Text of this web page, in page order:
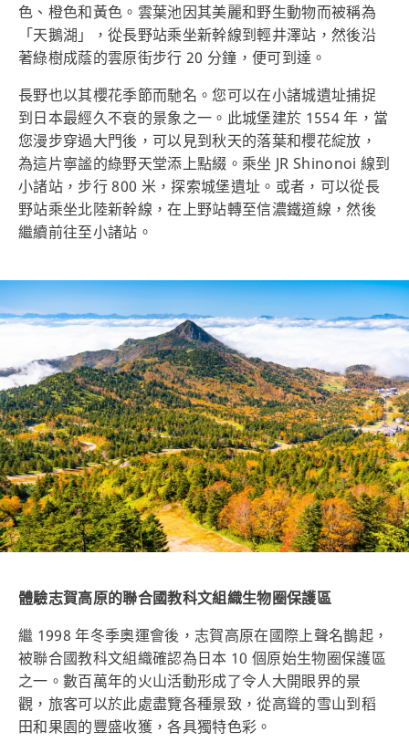
色、橙色和黃色。雲葉池因其美麗和野生動物而被稱為
「天鵝湖」，從長野站乘坐新幹線到輕井澤站，然後沿
著綠樹成蔭的雲原街步行 20 分鐘，便可到達。
長野也以其櫻花季節而馳名。您可以在小諸城遺址捕捉
到日本最經久不衰的景象之一。此城堡建於 1554 年，當
您漫步穿過大門後，可以見到秋天的落葉和櫻花綻放，
為這片寧謐的綠野天堂添上點綴。乘坐 JR Shinonoi 線到
小諸站，步行 800 米，探索城堡遺址。或者，可以從長
野站乘坐北陸新幹線，在上野站轉至信濃鐵道線，然後
繼續前往至小諸站。
體驗志賀高原的聯合國教科文組織生物圈保護區
繼 1998 年冬季奧運會後，志賀高原在國際上聲名鵲起，
被聯合國教科文組織確認為日本 10 個原始生物圈保護區
之一。數百萬年的火山活動形成了令人大開眼界的景
觀，旅客可以於此處盡覽各種景致，從高聳的雪山到稻
田和果園的豐盛收獲，各具獨特色彩。